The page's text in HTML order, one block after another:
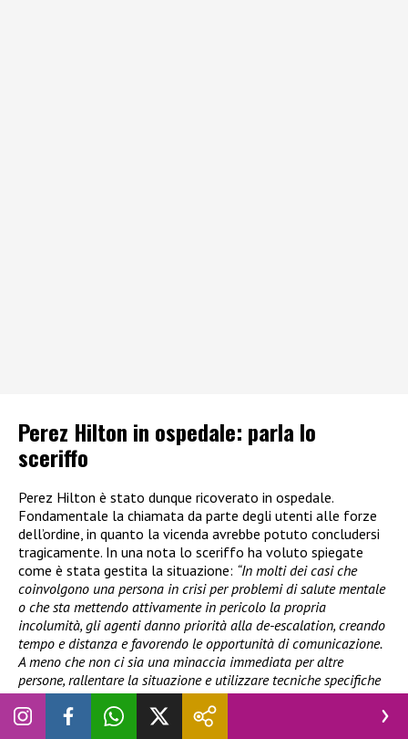
Perez Hilton in ospedale: parla lo
sceriffo
Perez Hilton è stato dunque ricoverato in ospedale.
Fondamentale la chiamata da parte degli utenti alle forze
dell’ordine, in quanto la vicenda avrebbe potuto concludersi
tragicamente. In una nota lo sceriffo ha voluto spiegate
come è stata gestita la situazione: “In molti dei casi che
coinvolgono una persona in crisi per problemi di salute mentale
o che sta mettendo attivamente in pericolo la propria
incolumità, gli agenti danno priorità alla de-escalation, creando
tempo e distanza e favorendo le opportunità di comunicazione.
A meno che non ci sia una minaccia immediata per altre
persone, rallentare la situazione e utilizzare tecniche specifiche
di intervento nelle crisi può ridurre la probabilità di arrivare a
una tragedia eminimizzare il rischio di lesioni per la persona